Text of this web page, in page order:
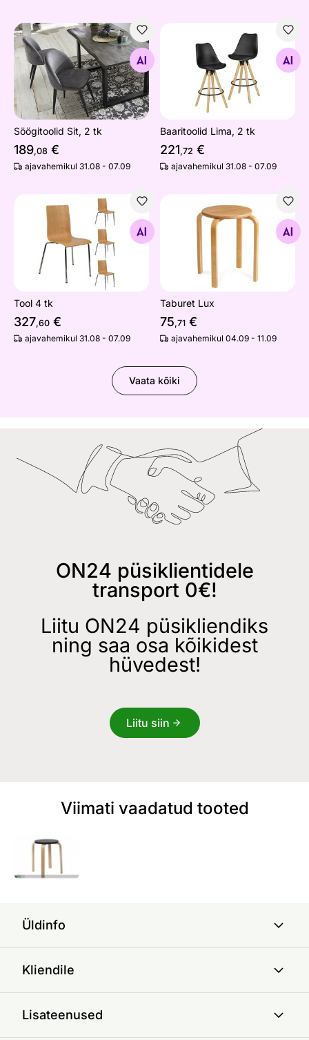
Söögitoolid Sit, 2 tk
Otsi sarnaseid
Söögitoolid Sit, 2 tk
189,08 €
ajavahemikul 31.08 - 07.09
Baaritoolid Lima, 2 tk
Otsi sarnaseid
Baaritoolid Lima, 2 tk
221,72 €
ajavahemikul 31.08 - 07.09
Tool 4 tk
Otsi sarnaseid
Tool 4 tk
327,60 €
ajavahemikul 31.08 - 07.09
Taburet Lux
Otsi sarnaseid
Taburet Lux
75,71 €
ajavahemikul 04.09 - 11.09
Vaata kõiki
ON24 püsiklientidele
transport 0€!
Liitu ON24 püsikliendiks
ning saa osa kõikidest
hüvedest!
Liitu siin
Viimati vaadatud tooted
Üldinfo
Kliendile
Lisateenused